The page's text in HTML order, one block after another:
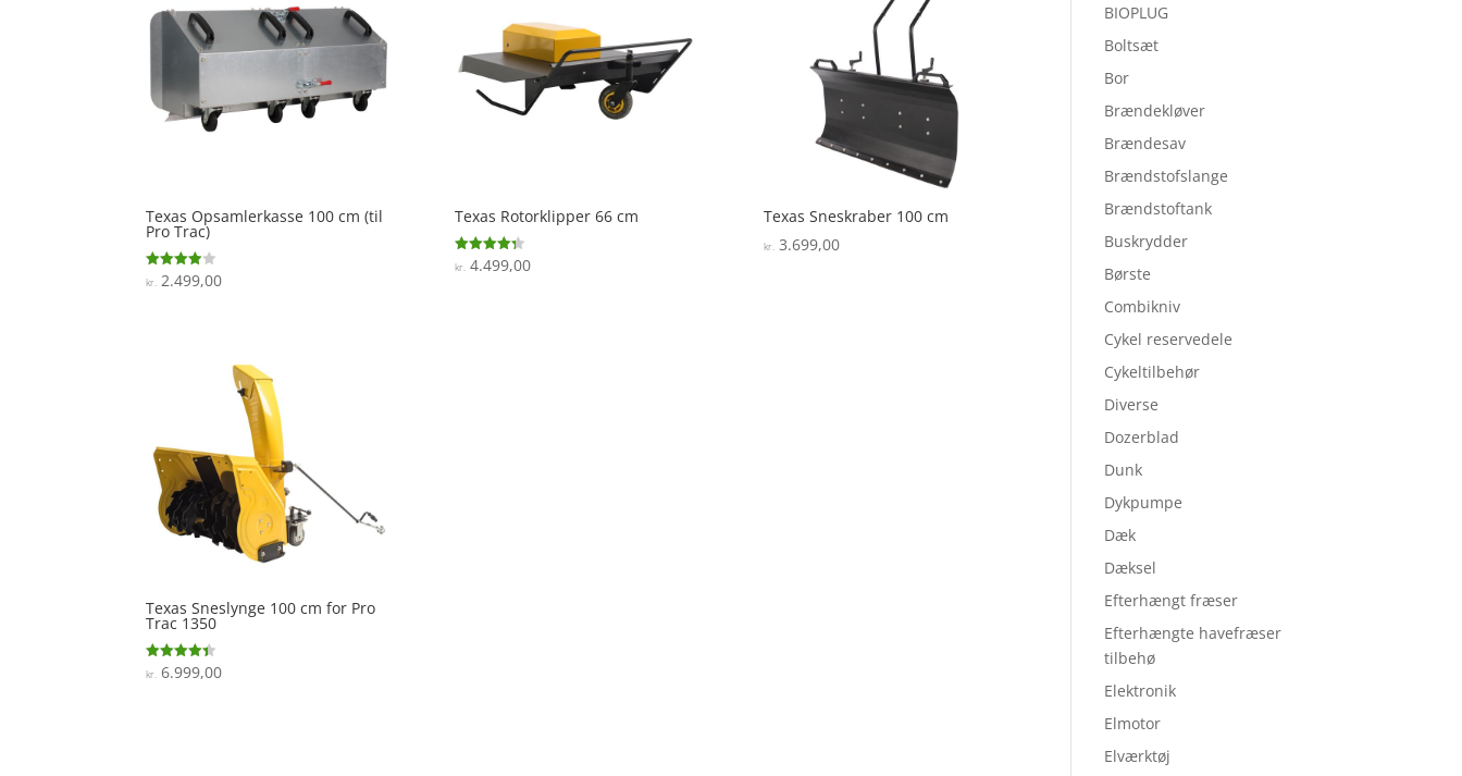
Texas Opsamlerkasse 100 cm (til
Pro Trac)
Vurderet
3.9
kr. 2.499,00
Texas Rotorklipper 66 cm
Vurderet
4.3
kr.4.499,00
Texas Sneskraber 100 cm
kr.3.699,00
Texas Sneslynge 100 cm for Pro
Trac 1350
Vurderet
4.4
kr. 6.999,00
BIOPLUG
Boltsæt
Bor
Brændekløver
Brændesav
Brændstofslange
Brændstoftank
Buskrydder
Børste
Combikniv
Cykel reservedele
Cykeltilbehør
Diverse
Dozerblad
Dunk
Dykpumpe
Dæk
Dæksel
Efterhængt fræser
Efterhængte havefræser
tilbehø
Elektronik
Elmotor
Elværktøj